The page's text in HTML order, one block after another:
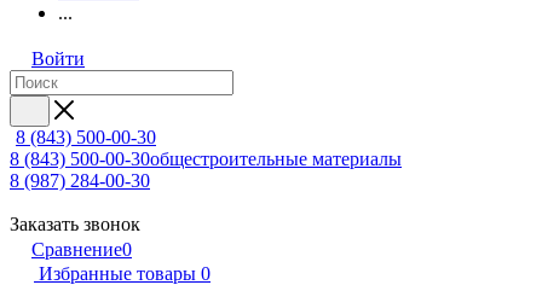
...
Войти
8 (843) 500-00-30
8 (843) 500-00-30общестроительные материалы
8 (987) 284-00-30
Заказать звонок
Сравнение0
Избранные товары 0